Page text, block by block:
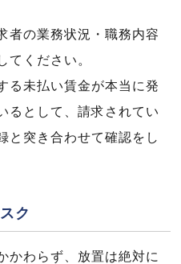
者の業務状況・職務内容
てください。
る未払い賃金が本当に発
るとして、請求されてい
と突き合わせて確認をし
ク
かわらず、放置は絶対に